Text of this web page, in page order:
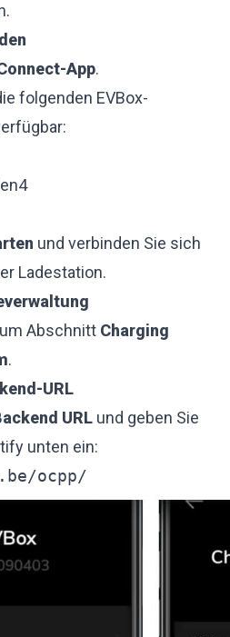
App.
folgenden EVBox-
und verbinden Sie sich
Ladestation.
Abschnitt Charging
.
URL
URL und geben Sie
unten ein:
ocpp/